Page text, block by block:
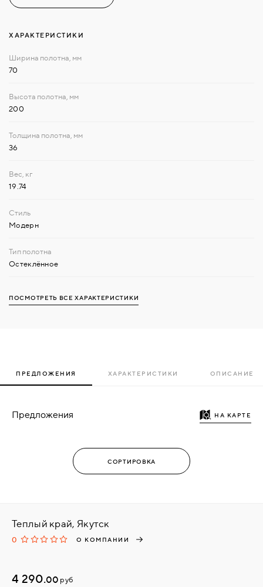
ХАРАКТЕРИСТИКИ
70
200
36
19.74
Модерн
Остеклённое
ПОСМОТРЕТЬ ВСЕ ХАРАКТЕРИСТИКИ
ПРЕДЛОЖЕНИЯ ХАРАКТЕРИСТИКИ ОПИСАНИЕ
Предложения НА КАРТЕ
Теплый край, Якутск
0 О КОМПАНИИ
4 290.00 руб